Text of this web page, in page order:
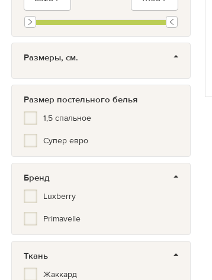
Размеры, см.
Размер постельного белья
1,5 спальное
Супер евро
Бренд
Luxberry
Primavelle
Ткань
Жаккард